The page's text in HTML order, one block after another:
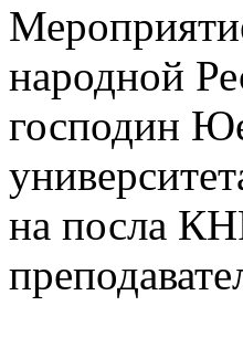
народной
господин
на посла